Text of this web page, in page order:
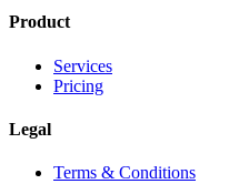
Product
Services
Pricing
Legal
Terms & Conditions